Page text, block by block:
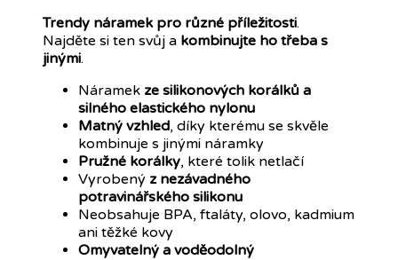
Trendy náramek pro různé příležitosti.
Najděte si ten svůj a kombinujte ho třeba s
jinými.
Náramek ze silikonových korálků a
silného elastického nylonu
Matný vzhled, díky kterému se skvěle
kombinuje s jinými náramky
Pružné korálky, které tolik netlačí
Vyrobený z nezávadného
potravinářského silikonu
Neobsahuje BPA, ftaláty, olovo, kadmium
ani těžké kovy
Omyvatelný a voděodolný